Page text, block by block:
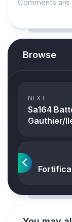
Comments are
Browse
NEXT
Sa164
Gauthier/